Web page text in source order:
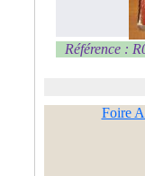
Référence :
Foire